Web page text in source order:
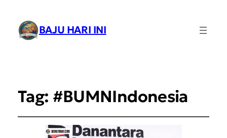
BAJU HARI INI
Tag: #BUMNIndonesia